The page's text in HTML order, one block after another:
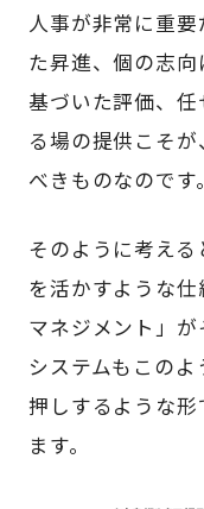
人事が非常に重
た昇進、個の志
基づいた評価、
る場の提供こそ
べきものなのです。
そのように考え
を活かすような
マネジメント」が
システムもこの
押しするような
ます。